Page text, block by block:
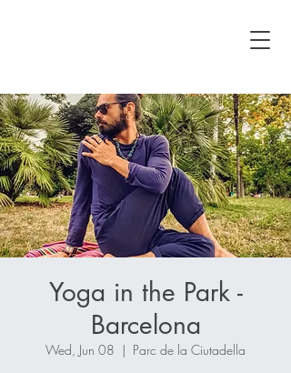
Yoga in the Park -
Barcelona
Wed, Jun 08
  |
Parc de la Ciutadella